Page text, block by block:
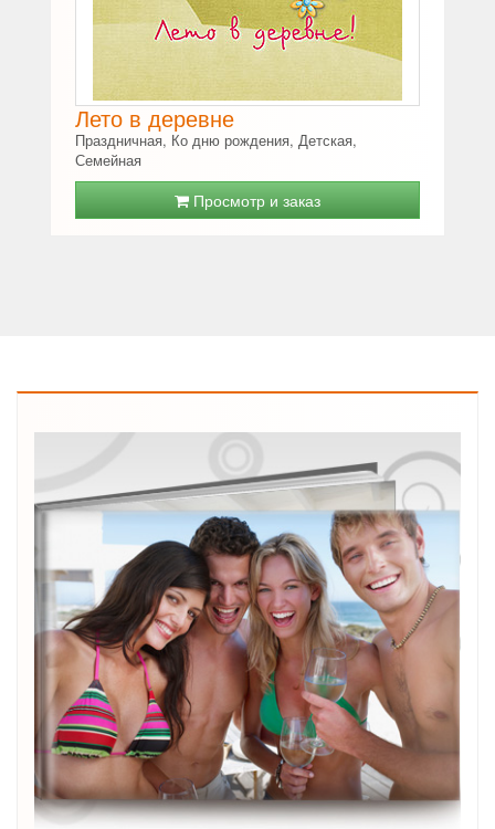
Лето в деревне
Праздничная, Ко дню рождения, Детская,
Семейная
Просмотр и заказ